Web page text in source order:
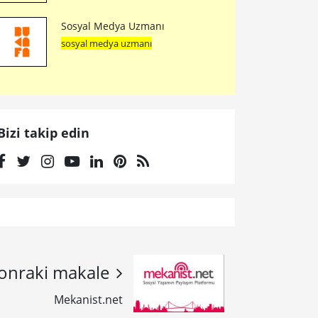
Sosyal Medya Uzmanı
sosyal medya uzmanı
takip edin
makale
Mekanist.net